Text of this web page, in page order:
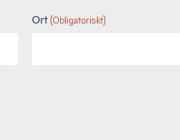
Ort (Obligatoriskt)